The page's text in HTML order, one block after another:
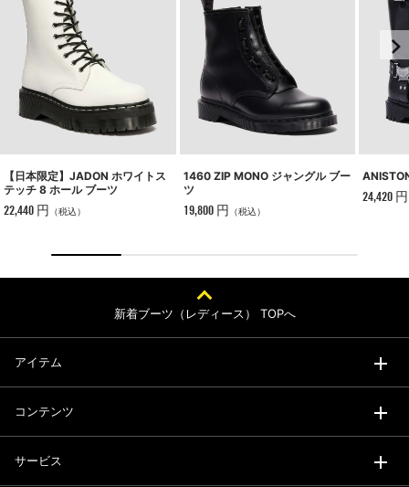
【日本限定】JADON ホワイトス
テッチ 8 ホール ブーツ
22,440 円 （税込）
1460 ZIP MONO ジャングル ブー
ツ
19,800 円 （税込）
24,420 円
新着ブーツ（レディース） TOPへ
アイテム
コンテンツ
サービス